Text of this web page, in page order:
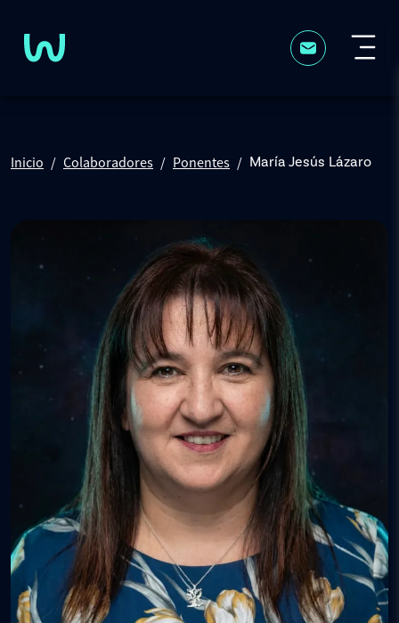
Inicio Colaboradores Ponentes María Jesús Lázaro